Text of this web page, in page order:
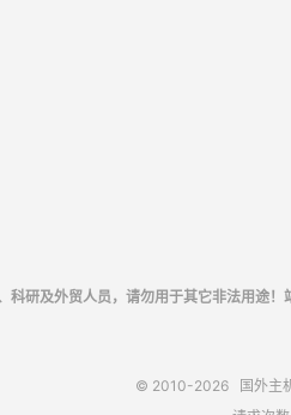
科研及外贸人员，请勿用于其它非法用途
© 2010-2026 国外主